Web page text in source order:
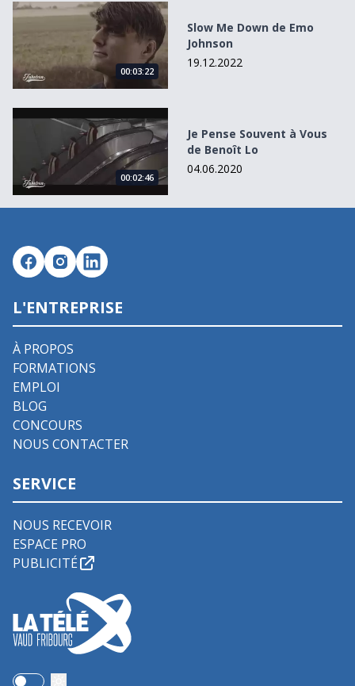
Slow Me Down de Emo Johnson
00:03:22
Slow Me Down de Emo
Johnson
19.12.2022
Je Pense Souvent à Vous de Benoît Lo
00:02:46
Je Pense Souvent à Vous
de Benoît Lo
04.06.2020
L'ENTREPRISE
À PROPOS
FORMATIONS
EMPLOI
BLOG
CONCOURS
NOUS CONTACTER
SERVICE
NOUS RECEVOIR
ESPACE PRO
PUBLICITÉ